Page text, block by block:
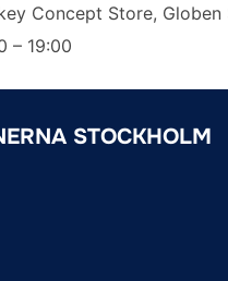
Concept Store, Globen
– 19:00
STOCKHOLM